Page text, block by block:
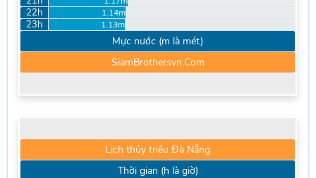
22h 1.14m
23h 1.13m
Mực nước (m là mét)
SiamBrothersvn.Com
Lịch thủy triều Đà Nẵng
Thời gian (h là giờ)